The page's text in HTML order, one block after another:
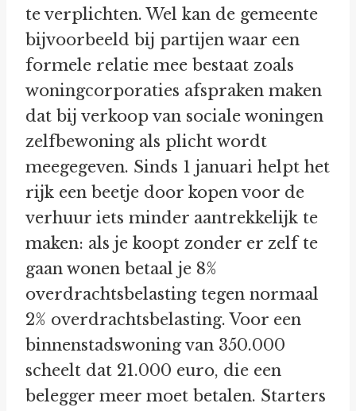
te verplichten. Wel kan de gemeente
bijvoorbeeld bij partijen waar een
formele relatie mee bestaat zoals
woningcorporaties afspraken maken
dat bij verkoop van sociale woningen
zelfbewoning als plicht wordt
meegegeven. Sinds 1 januari helpt het
rijk een beetje door kopen voor de
verhuur iets minder aantrekkelijk te
maken: als je koopt zonder er zelf te
gaan wonen betaal je 8%
overdrachtsbelasting tegen normaal
2% overdrachtsbelasting. Voor een
binnenstadswoning van 350.000
scheelt dat 21.000 euro, die een
belegger meer moet betalen. Starters